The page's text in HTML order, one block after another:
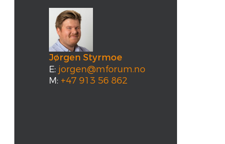
Jørgen Styrmoe
E: jorgen@mforum.no
M: +47 913 56 862